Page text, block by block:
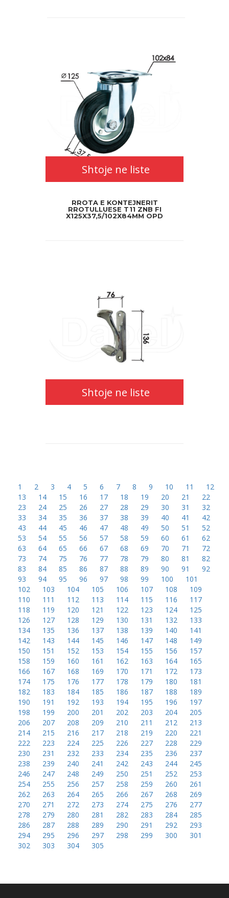
Shtoje ne liste
RROTA E KONTEJNERIT
RROTULLUESE T11 ZNB FI
X125X37,5/102X84MM OPD
Shtoje ne liste
1 2 3 4 5 6 7 8 9 10 11
12
13
14 15 16 17 18 19 20 21
22
23
24 25 26 27 28 29 30 31
32
33
34 35 36 37 38 39 40 41
42
43
44 45 46 47 48 49 50 51
52
53
54 55 56 57 58 59 60 61
62
63
64 65 66 67 68 69 70 71
72
73
74 75 76 77 78 79 80 81
82
83
84 85 86 87 88 89 90 91
92
93
94 95 96 97 98 99 100
101
102
103 104 105 106 107 108
109
110
111 112 113 114 115 116
117
118
119 120 121 122 123 124
125
126
127 128 129 130 131 132
133
134
135 136 137 138 139 140
141
142
143 144 145 146 147 148
149
150
151 152 153 154 155 156
157
158
159 160 161 162 163 164
165
166
167 168 169 170 171 172
173
174
175 176 177 178 179 180
181
182
183 184 185 186 187 188
189
190
191 192 193 194 195 196
197
198
199 200 201 202 203 204
205
206
207 208 209 210 211 212
213
214
215 216 217 218 219 220
221
222
223 224 225 226 227 228
229
230
231 232 233 234 235 236
237
238
239 240 241 242 243 244
245
246
247 248 249 250 251 252
253
254
255 256 257 258 259 260
261
262
263 264 265 266 267 268
269
270
271 272 273 274 275 276
277
278
279 280 281 282 283 284
285
286
287 288 289 290 291 292
293
294
295 296 297 298 299 300
301
302
303 304 305